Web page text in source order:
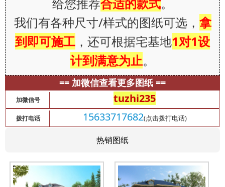
给您推荐合适的款式。
我们有各种尺寸/样式的图纸可选， 拿
到即可施工 ，还可根据宅基地1对1设
计到满意为止。
== 加微信查看更多图纸 ==
加微信号 tuzhi235
拨打电话 15633717682(点击拨打电话)
热销图纸